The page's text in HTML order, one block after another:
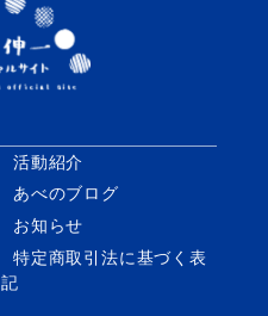
活動紹介
あべのブログ
お知らせ
特定商取引法に基づく表
記